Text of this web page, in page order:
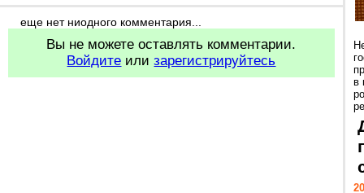
еще нет ниодного комментария...
Вы не можете оставлять комментарии.
Войдите илизарегистрируйтесь
в